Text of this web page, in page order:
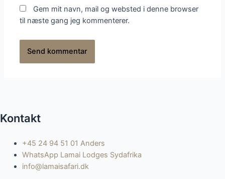
Gem mit navn, mail og websted i denne browser
til næste gang jeg kommenterer.
Kontakt
+45 24 94 51 01 Anders
WhatsApp Lamai Lodges Sydafrika
info@lamaisafari.dk